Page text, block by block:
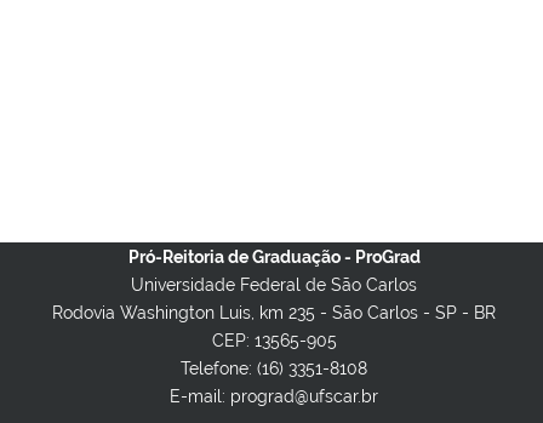
Pró-Reitoria de Graduação - ProGrad
Universidade Federal de São Carlos
Rodovia Washington Luis, km 235 - São Carlos - SP - BR
CEP: 13565-905
Telefone: (16) 3351-8108
E-mail: prograd@ufscar.br